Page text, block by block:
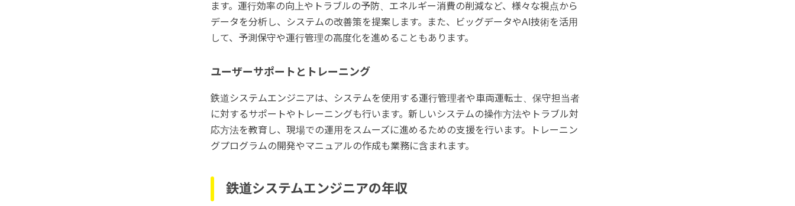
ます。運行効率の向上やトラブルの予防、エネルギー消費の削減など、様々な視点から
データを分析し、システムの改善策を提案します。また、ビッグデータやAI技術を活用
して、予測保守や運行管理の高度化を進めることもあります。
ユーザーサポートとトレーニング
鉄道システムエンジニアは、システムを使用する運行管理者や車両運転士、保守担当者
に対するサポートやトレーニングも行います。新しいシステムの操作方法やトラブル対
応方法を教育し、現場での運用をスムーズに進めるための支援を行います。トレーニン
グプログラムの開発やマニュアルの作成も業務に含まれます。
鉄道システムエンジニアの年収